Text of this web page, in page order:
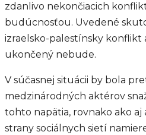
zdanlivo nekončiacich
budúcnosťou. Uvedené
izraelsko-palestínsky konflikt
ukončený nebude.
V súčasnej situácii by bola
medzinárodných aktérov
tohto napätia, rovnako ako
strany sociálnych sietí